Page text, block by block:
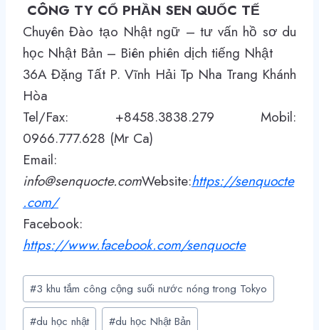
CÔNG TY CỔ PHẦN SEN QUỐC TẾ
Chuyên Đào tạo Nhật ngữ – tư vấn hồ sơ du
học Nhật Bản – Biên phiên dịch tiếng Nhật
36A Đặng Tất P. Vĩnh Hải Tp Nha Trang Khánh
Hòa
Tel/Fax: +8458.3838.279 Mobil:
0966.777.628 (Mr Ca)
Email:
info@senquocte.comWebsite:https://senquocte
.com/
Facebook:
https://www.facebook.com/senquocte
Post
Tags:
#3 khu tắm công cộng suối nước nóng trong Tokyo
#du học nhật #du học Nhật Bản